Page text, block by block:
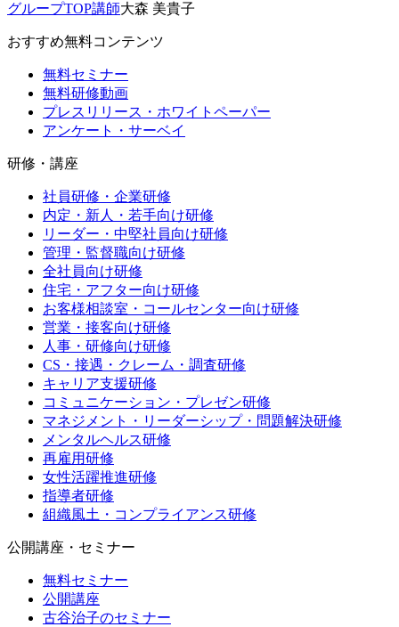
グループTOP講師大森 美貴子
おすすめ無料コンテンツ
無料セミナー
無料研修動画
プレスリリース・ホワイトペーパー
アンケート・サーベイ
研修・講座
社員研修・企業研修
内定・新人・若手向け研修
リーダー・中堅社員向け研修
管理・監督職向け研修
全社員向け研修
住宅・アフター向け研修
お客様相談室・コールセンター向け研修
営業・接客向け研修
人事・研修向け研修
CS・接遇・クレーム・調査研修
キャリア支援研修
コミュニケーション・プレゼン研修
マネジメント・リーダーシップ・問題解決研修
メンタルヘルス研修
再雇用研修
女性活躍推進研修
指導者研修
組織風土・コンプライアンス研修
公開講座・セミナー
無料セミナー
公開講座
古谷治子のセミナー